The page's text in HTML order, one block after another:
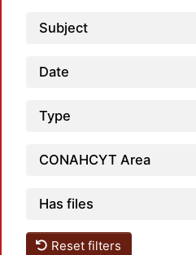
Subject
Date
Type
CONAHCYT Area
Has files
Reset filters